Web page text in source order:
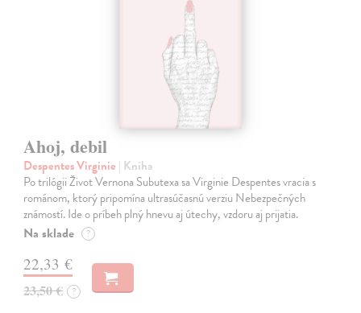
Ahoj, debil
Despentes Virginie | Kniha
Po trilógii Život Vernona Subutexa sa Virginie Despentes vracia s
románom, ktorý pripomína ultrasúčasnú verziu Nebezpečných
známostí. Ide o príbeh plný hnevu aj útechy, vzdoru aj prijatia.
Na sklade ?
22,33 €
23,50 € ?